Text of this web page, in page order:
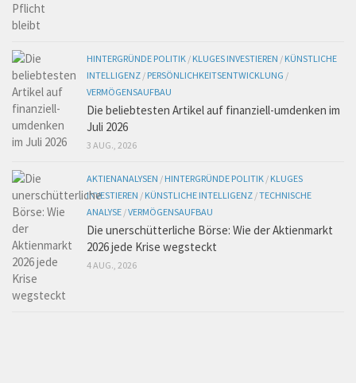
HINTERGRÜNDE POLITIK / KLUGES INVESTIEREN / KÜNSTLICHE
INTELLIGENZ / PERSÖNLICHKEITSENTWICKLUNG /
VERMÖGENSAUFBAU
Die beliebtesten Artikel auf finanziell-umdenken im
Juli 2026
3 AUG., 2026
AKTIENANALYSEN / HINTERGRÜNDE POLITIK / KLUGES
INVESTIEREN / KÜNSTLICHE INTELLIGENZ /TECHNISCHE
ANALYSE /VERMÖGENSAUFBAU
Die unerschütterliche Börse: Wie der Aktienmarkt
2026 jede Krise wegsteckt
4 AUG., 2026